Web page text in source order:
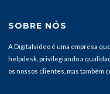
SOBRE NÓS
A Digitalvideo é uma empresa
helpdesk, privilegiando a
os nossos clientes, mas também